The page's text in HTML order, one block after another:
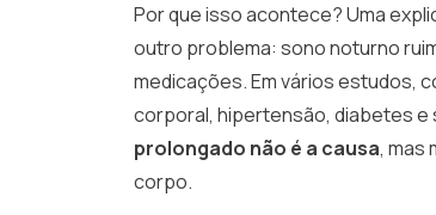
Por que isso acontece? Uma
outro problema: sono noturno
medicações. Em vários estudos,
corporal, hipertensão, diabetes e
prolongado não é a causa, mas
corpo.